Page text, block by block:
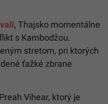
, Thajsko momentálne
s Kambodžou.
stretom, pri ktorých
ťažké zbrane
Vihear, ktorý je